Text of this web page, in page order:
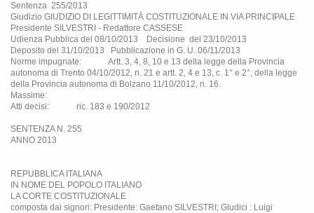
Sentenza 255/2013
Giudizio GIUDIZIO DI LEGITTIMITÀ COSTITUZIONALE IN VIA PRINCIPALE
Presidente SILVESTRI - Redattore CASSESE
Udienza Pubblica del 08/10/2013
Decisione del 23/10/2013
Deposito del 31/10/2013
Pubblicazione in G. U. 06/11/2013
Norme impugnate:
Artt. 3, 4, 8, 10 e 13 della legge della Provincia
autonoma di Trento 04/10/2012, n. 21 e artt. 2, 4 e 13, c. 1° e 2°, della legge
della Provincia autonoma di Bolzano 11/10/2012, n. 16.
Massime:
Atti decisi:
ric. 183 e 190/2012
SENTENZA N. 255
ANNO 2013
REPUBBLICA ITALIANA
IN NOME DEL POPOLO ITALIANO
LA CORTE COSTITUZIONALE
composta dai signori: Presidente: Gaetano SILVESTRI; Giudici : Luigi